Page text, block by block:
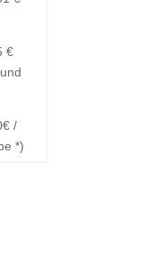
€
/
*)